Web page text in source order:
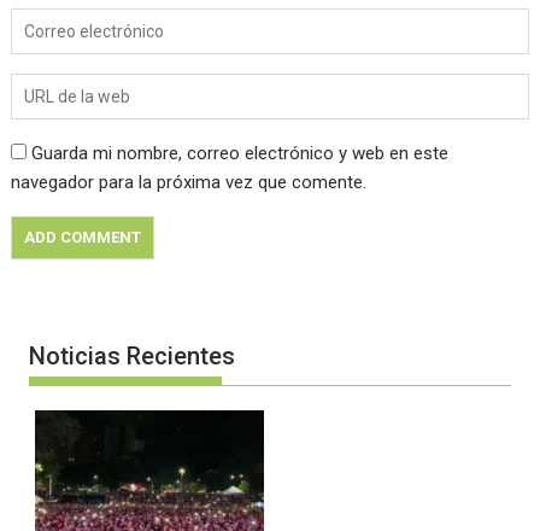
Guarda mi nombre, correo electrónico y web en este
navegador para la próxima vez que comente.
Noticias Recientes